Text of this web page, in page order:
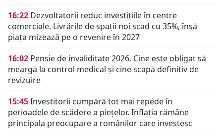
16:22 Dezvoltatorii reduc investițiile în centre
comerciale. Livrările de spații noi scad cu 35%, însă
piața mizează pe o revenire în 2027
16:02 Pensie de invaliditate 2026. Cine este obligat să
meargă la control medical și cine scapă definitiv de
revizuire
15:45Investitorii cumpără tot mai repede în
perioadele de scădere a piețelor. Inflația rămâne
principala preocupare a românilor care investesc